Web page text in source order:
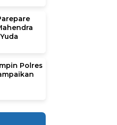
Polres